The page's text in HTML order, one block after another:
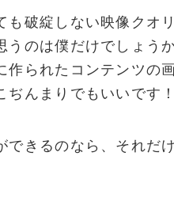
も破綻しない映像クオ
うのは僕だけでしょう
作られたコンテンツの
ぢんまりでもいいです
できるのなら、それだ